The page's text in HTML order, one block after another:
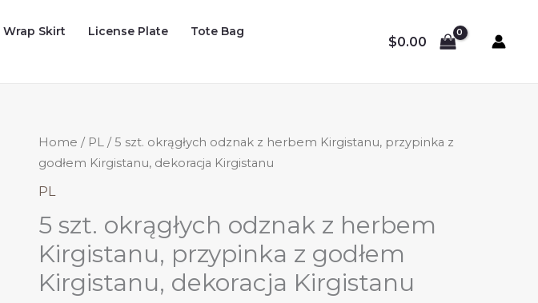
Wrap Skirt License Plate
Tote Bag
$0.00
Home / PL / 5 szt. okrągłych odznak z herbem Kirgistanu, przypinka z
godłem Kirgistanu, dekoracja Kirgistanu
PL
5 szt. okrągłych odznak z herbem
Kirgistanu, przypinka z godłem
Kirgistanu, dekoracja Kirgistanu